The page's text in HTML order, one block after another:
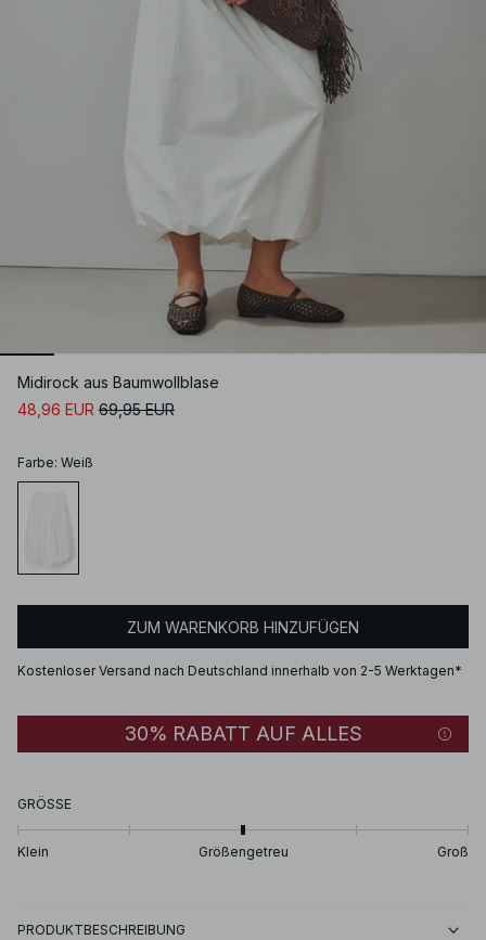
Midirock aus Baumwollblase
48,96 EUR 69,95 EUR
Farbe: Weiß
ZUM WARENKORB HINZUFÜGEN
Kostenloser Versand nach Deutschland innerhalb von 2-5 Werktagen*
30% RABATT AUF ALLES
GRÖSSE
Klein Größengetreu Groß
PRODUKTBESCHREIBUNG